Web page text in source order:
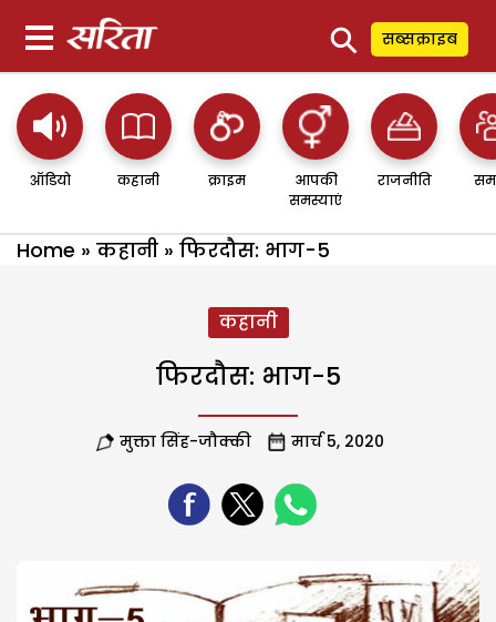
⚲ सब्सक्राइब
ऑडियो कहानी क्राइम
आपकी
समस्याएं
राजनीति
Home » कहानी » फिरदौस: भाग-5
कहानी
फिरदौस: भाग-5
मुक्ता सिंह-जौक्की मार्च 5, 2020